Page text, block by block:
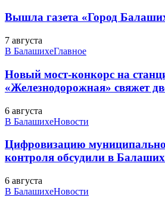
Вышла газета «Город
7 августа
В БалашихеГлавное
Новый мост-конкорс на
«Железнодорожная» свяжет
6 августа
В БалашихеНовости
Цифровизацию
контроля обсудили в
6 августа
В БалашихеНовости